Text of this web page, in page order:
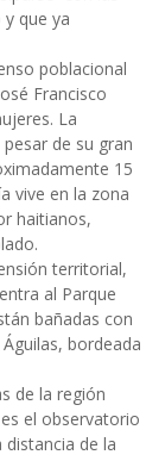
que ya
poblacional
Francisco
La
de su gran
15
vive en la zona
haitianos,
territorial,
al Parque
bañadas con
bordeada
de la región
el observatorio
de la